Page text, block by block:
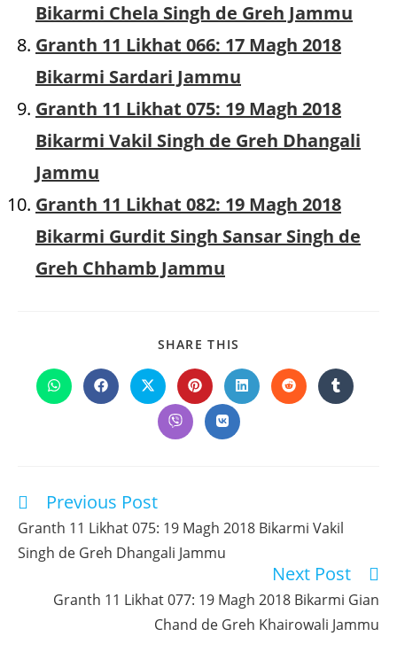
Bikarmi Chela Singh de Greh Jammu
Granth 11 Likhat 066: 17 Magh 2018
Bikarmi Sardari Jammu
Granth 11 Likhat 075: 19 Magh 2018
Bikarmi Vakil Singh de Greh Dhangali
Jammu
Granth 11 Likhat 082: 19 Magh 2018
Bikarmi Gurdit Singh Sansar Singh de
Greh Chhamb Jammu
SHARE THIS
CONTENT
Opens
in
Opens
in
Opens
in
new
window
Opens
in
new
window
Opens
in
Opens
in
Opens
in
Opens
in
Opens
in
Read
articles
Previous Post
Granth 11 Likhat 075: 19 Magh 2018 Bikarmi Vakil
Singh de Greh Dhangali Jammu
Next Post
Granth 11 Likhat 077: 19 Magh 2018 Bikarmi Gian
Chand de Greh Khairowali Jammu